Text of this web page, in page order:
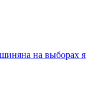
на выборах я